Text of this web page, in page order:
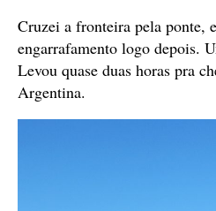
Cruzei a fronteira pela ponte,
engarrafamento logo depois.
Levou quase duas horas pra
Argentina.